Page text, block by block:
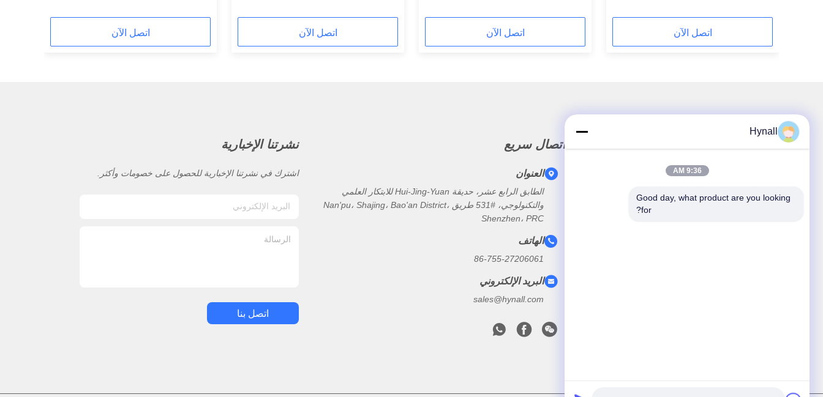
اتصل الآن اتصل الآن اتصل الآن اتصل الآن
المنتجات
اتصال سريع
العنوان
الطابق الرابع عشر، حديقة Hui-Jing-Yuan للابتكار العلمي
والتكنولوجي، #531 طريق Nan'pu، Shajing، Bao'an District،
Shenzhen، PRC
الهاتف
86-755-27206061
البريد الإلكتروني
sales@hynall.com
نشرتنا الإخبارية
اشترك في نشرتنا الإخبارية للحصول على خصومات وأكثر.
اتصل بنا
Hynall
9:36 AM
Good day, what product are you looking
for?